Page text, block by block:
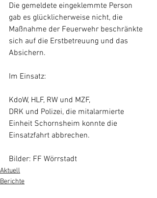
Die gemeldete eingeklemmte Person
gab es glücklicherweise nicht, die
Maßnahme der Feuerwehr beschränkte
sich auf die Erstbetreuung und das
Absichern.
Im Einsatz:
KdoW, HLF, RW und MZF,
DRK und Polizei, die mitalarmierte
Einheit Schornsheim konnte die
Einsatzfahrt abbrechen.
Bilder: FF Wörrstadt
Aktuell
Berichte